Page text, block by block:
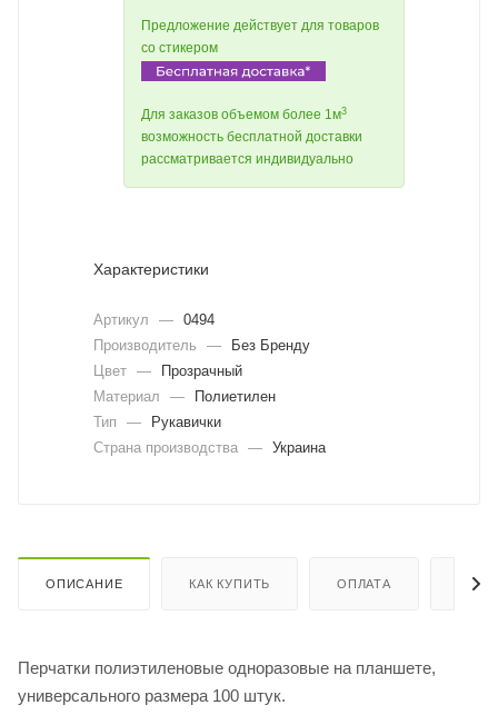
Предложение действует для товаров
со стикером
Для заказов объемом более 1м3
возможность бесплатной доставки
рассматривается индивидуально
Характеристики
Артикул — 0494
Производитель
—
Без Бренду
Цвет —
Прозрачный
Материал
—
Полиетилен
Тип
—
Рукавички
Страна производства — Украина
ОПИСАНИЕ КАК КУПИТЬ ОПЛАТА
Перчатки полиэтиленовые одноразовые на планшете,
универсального размера 100 штук.